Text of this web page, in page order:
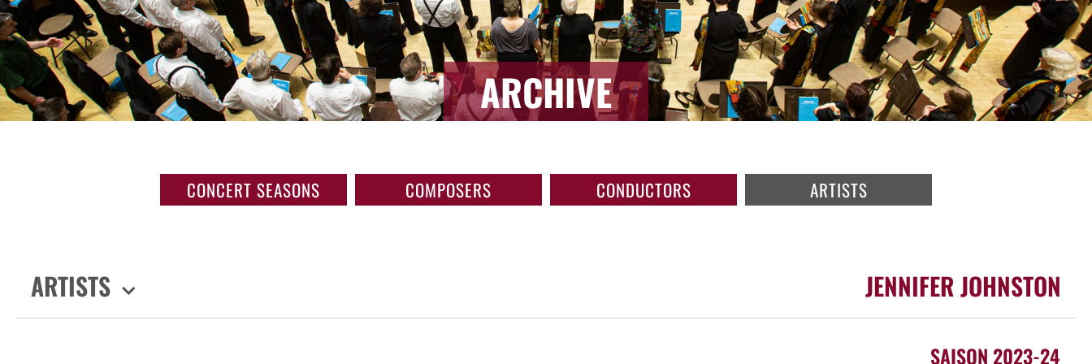
ARCHIVE
CONCERT SEASONS COMPOSERS CONDUCTORS ARTISTS
ARTISTS JENNIFER JOHNSTON
SAISON 2023-24